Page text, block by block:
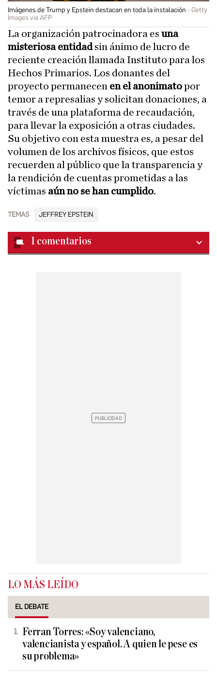
Imágenes de Trump y Epstein destacan en toda la instalación
Getty
Images via AFP
La organización patrocinadora es una
misteriosa entidadsin ánimo de lucro de
reciente creación llamada Instituto para los
Hechos Primarios. Los donantes del
proyecto permanecen en el anonimatopor
temor a represalias y solicitan donaciones, a
través de una plataforma de recaudación,
para llevar la exposición a otras ciudades.
Su objetivo con esta muestra es, a pesar del
volumen de los archivos físicos, que estos
recuerden al público que la transparencia y
la rendición de cuentas prometidas a las
víctimas aún no se han cumplido.
TEMAS JEFFREY EPSTEIN
1 comentarios
LO MÁS LEÍDO
EL DEBATE
Ferran Torres: «Soy valenciano,
valencianista y español. A quien le pese es
su problema»